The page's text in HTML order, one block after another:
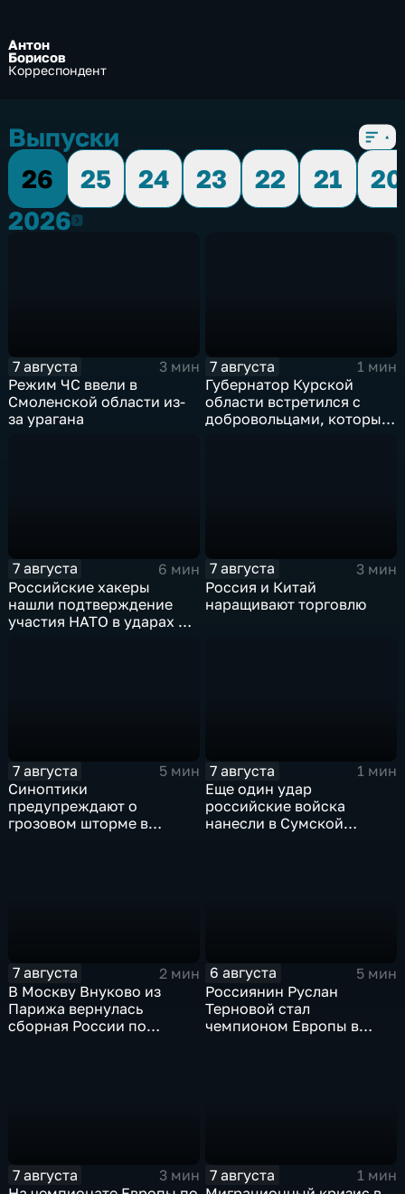
Антон
Борисов
Корреспондент
Выпуски
26
25 24 23 22 21
20
20262026
7 августа
3 мин
Режим ЧС ввели в
Смоленской области из-
за урагана
7 августа
1 мин
Губернатор Курской
области встретился с
добровольцами, которые
7 августа
6 мин
Российские хакеры
нашли подтверждение
участия НАТО в ударах по
7 августа
3 мин
Россия и Китай
наращивают торговлю
7 августа
5 мин
Синоптики
предупреждают о
грозовом шторме в
7 августа
1 мин
Еще один удар
российские войска
нанесли в Сумской
7 августа
2 мин
В Москву Внуково из
Парижа вернулась
сборная России по
6 августа
5 мин
Россиянин Руслан
Терновой стал
чемпионом Европы в
7 августа
3 мин
7 августа
1 мин